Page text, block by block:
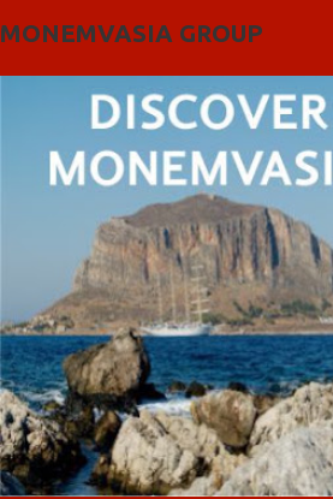
MONEMVASIA GROUP